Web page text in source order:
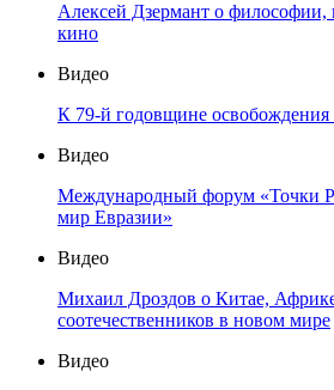
Алексей Дзермант о философии,
кино
Видео
К 79-й годовщине
Видео
Международный форум «Точки
мир Евразии»
Видео
Михаил Дроздов о Китае,
соотечественников в новом мире
Видео